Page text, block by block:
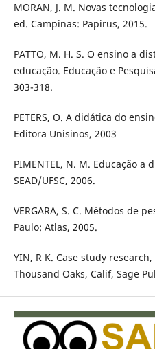
MORAN, J. M. Novas
ed. Campinas: Papirus, 2015.
PATTO, M. H. S. O ensino a
educação. Educação e
303-318.
PETERS, O. A didática do
Editora Unisinos, 2003
PIMENTEL, N. M. Educação a
SEAD/UFSC, 2006.
VERGARA, S. C. Métodos de
Paulo: Atlas, 2005.
YIN, R K. Case study
Thousand Oaks, Calif, Sage